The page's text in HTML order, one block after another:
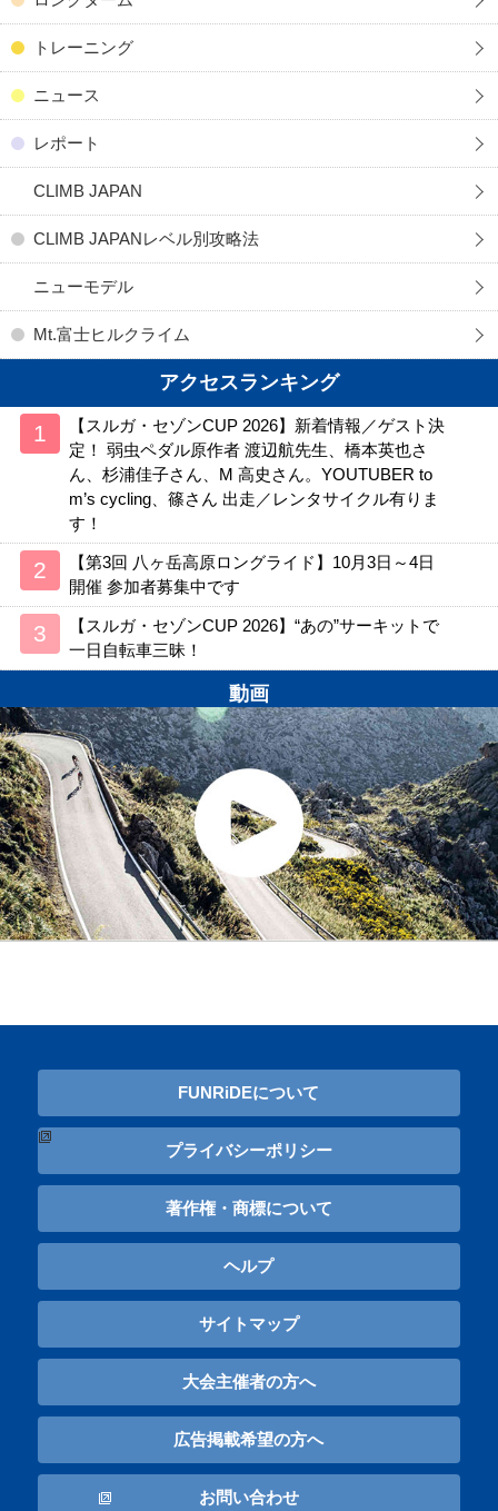
トレーニング
ニュース
レポート
CLIMB JAPAN
CLIMB JAPANレベル別攻略法
ニューモデル
Mt.富士ヒルクライム
アクセスランキング
【スルガ・セゾンCUP 2026】新着情報／ゲスト決
定！ 弱虫ペダル原作者 渡辺航先生、橋本英也さ
ん、杉浦佳子さん、M 高史さん。YOUTUBER to
m’s cycling、篠さん 出走／レンタサイクル有りま
す！
【第3回 八ヶ岳高原ロングライド】10月3日～4日
開催 参加者募集中です
【スルガ・セゾンCUP 2026】“あの”サーキットで
一日自転車三昧！
動画
FUNRiDEについて
プライバシーポリシー
著作権・商標について
ヘルプ
サイトマップ
大会主催者の方へ
広告掲載希望の方へ
お問い合わせ